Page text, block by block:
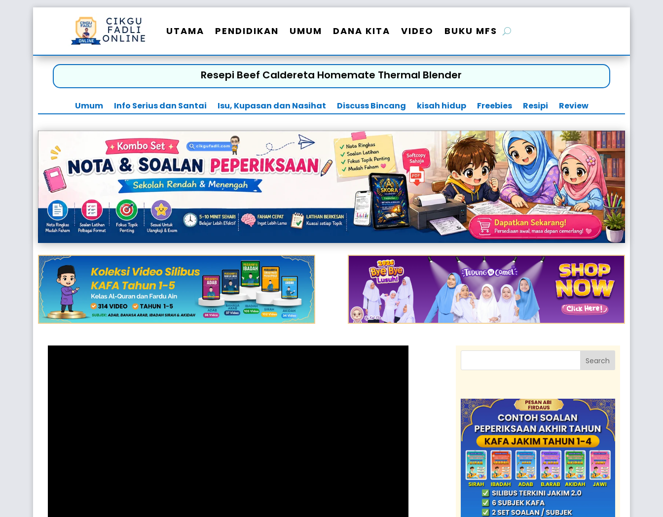
UTAMA PENDIDIKAN UMUM DANA KITA VIDEO BUKU MFS
Resepi Beef Caldereta Homemate Thermal Blender
Umum Info Serius dan Santai Isu, Kupasan dan Nasihat Discuss Bincang kisah hidup Freebies Resipi Review